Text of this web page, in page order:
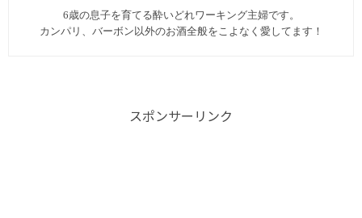
6歳の息子を育てる酔いどれワーキング主婦です。
カンパリ、バーボン以外のお酒全般をこよなく愛してます︎！
スポンサーリンク